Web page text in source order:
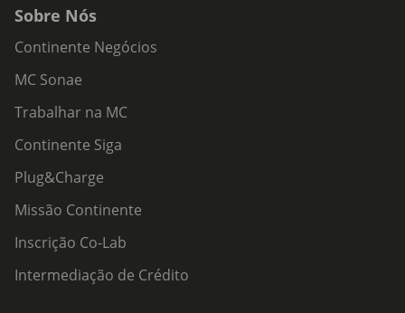
Sobre Nós
Continente Negócios
MC Sonae
Trabalhar na MC
Continente Siga
Plug&Charge
Missão Continente
Inscrição Co-Lab
Intermediação de Crédito